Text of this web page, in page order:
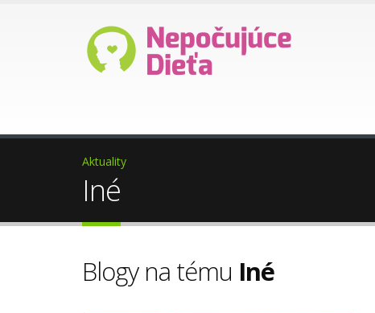
Ako darovať 2%?
Aktuality
Iné
Blogy na tému Iné